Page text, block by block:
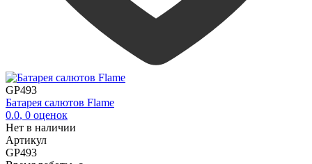
GP493
Батарея салютов Flame
0.0, 0 оценок
Нет в наличии
Артикул
GP493